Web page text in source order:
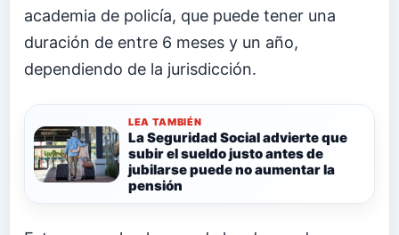
academia de policía, que puede tener una
duración de entre 6 meses y un año,
dependiendo de la jurisdicción.
LEA TAMBIÉN
La Seguridad Social advierte que
subir el sueldo justo antes de
jubilarse puede no aumentar la
pensión